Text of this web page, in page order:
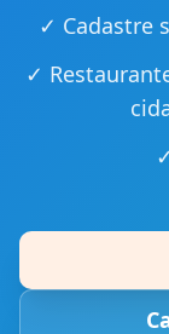
✓ Cadastre
✓